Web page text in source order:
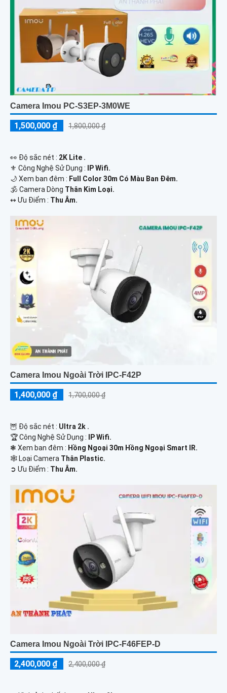
Camera Imou PC-S3EP-3M0WE
1,500,000 ₫ 1,800,000 ₫
️👀 Độ sắc nét : 2K Lite .
⚜️ Công Nghệ Sử Dụng :
IP Wifi.
🌙 Xem ban đêm : Full Color 30m Có Màu Ban Đêm.
🕉️ Camera Dòng Thân Kim Loại.
️↭ Ưu Điểm : Thu Âm.
Camera Imou Ngoài Trời IPC-F42P
1,400,000 ₫ 1,700,000 ₫
🦉 Độ sắc nét : Ultra 2k .
🏆 Công Nghệ Sử Dụng :
IP Wifi.
❃ Xem ban đêm : Hồng Ngoại 30m Hồng Ngoại Smart IR.
🕸️ Loại Camera Thân Plastic.
️➲ Ưu Điểm : Thu Âm.
Camera Imou Ngoài Trời IPC-F46FEP-D
2,400,000 ₫ 2,400,000 ₫